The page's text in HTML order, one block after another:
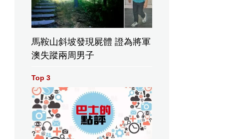
馬鞍山斜坡發現屍體 證為將軍
澳失蹤兩周男子
Top 3